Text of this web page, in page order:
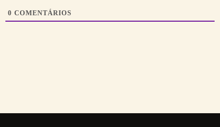
0 COMENTÁRIOS